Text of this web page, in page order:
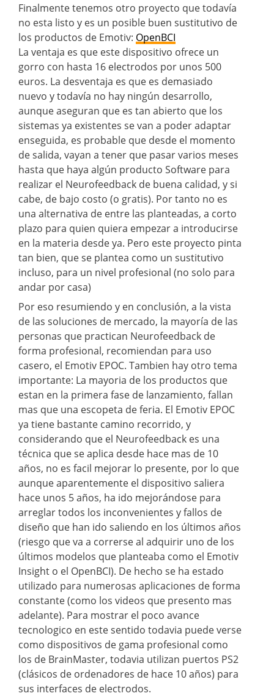
Finalmente tenemos otro proyecto que todavía
no esta listo y es un posible buen sustitutivo de
los productos de Emotiv: OpenBCI
La ventaja es que este dispositivo ofrece un
gorro con hasta 16 electrodos por unos 500
euros. La desventaja es que es demasiado
nuevo y todavía no hay ningún desarrollo,
aunque aseguran que es tan abierto que los
sistemas ya existentes se van a poder adaptar
enseguida, es probable que desde el momento
de salida, vayan a tener que pasar varios meses
hasta que haya algún producto Software para
realizar el Neurofeedback de buena calidad, y si
cabe, de bajo costo (o gratis). Por tanto no es
una alternativa de entre las planteadas, a corto
plazo para quien quiera empezar a introducirse
en la materia desde ya. Pero este proyecto pinta
tan bien, que se plantea como un sustitutivo
incluso, para un nivel profesional (no solo para
andar por casa)
Por eso resumiendo y en conclusión, a la vista
de las soluciones de mercado, la mayoría de las
personas que practican Neurofeedback de
forma profesional, recomiendan para uso
casero, el Emotiv EPOC. Tambien hay otro tema
importante: La mayoria de los productos que
estan en la primera fase de lanzamiento, fallan
mas que una escopeta de feria. El Emotiv EPOC
ya tiene bastante camino recorrido, y
considerando que el Neurofeedback es una
técnica que se aplica desde hace mas de 10
años, no es facil mejorar lo presente, por lo que
aunque aparentemente el dispositivo saliera
hace unos 5 años, ha ido mejorándose para
arreglar todos los inconvenientes y fallos de
diseño que han ido saliendo en los últimos años
(riesgo que va a correrse al adquirir uno de los
últimos modelos que planteaba como el Emotiv
Insight o el OpenBCI). De hecho se ha estado
utilizado para numerosas aplicaciones de forma
constante (como los videos que presento mas
adelante). Para mostrar el poco avance
tecnologico en este sentido todavia puede verse
como dispositivos de gama profesional como
los de BrainMaster, todavia utilizan puertos PS2
(clásicos de ordenadores de hace 10 años) para
sus interfaces de electrodos.